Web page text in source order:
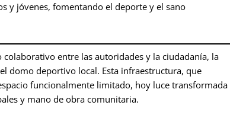
y jóvenes, fomentando el deporte y el sano
entre las autoridades y la ciudadanía, la
domo deportivo local. Esta infraestructura, que
funcionalmente limitado, hoy luce transformada
y mano de obra comunitaria.